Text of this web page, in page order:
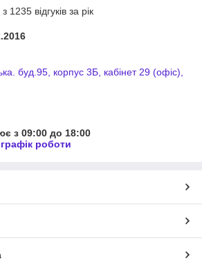
1235 відгуків за рік
буд.95, корпус 3Б, кабінет 29 (офіс),
з 09:00 до 18:00
роботи